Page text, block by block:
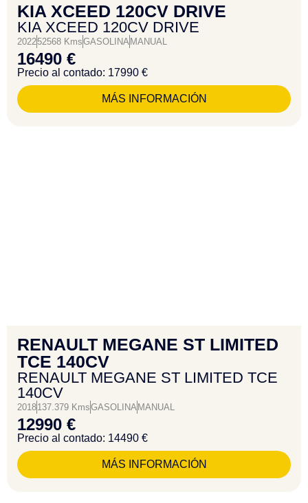
KIA XCEED 120CV DRIVE
KIA XCEED 120CV DRIVE
202252568 KmsGASOLINA MANUAL
16490 €
Precio al contado: 17990 €
MÁS INFORMACIÓN
RENAULT MEGANE ST LIMITED
TCE 140CV
RENAULT MEGANE ST LIMITED TCE
140CV
2018137.379 KmsGASOLINA MANUAL
12990 €
Precio al contado: 14490 €
MÁS INFORMACIÓN